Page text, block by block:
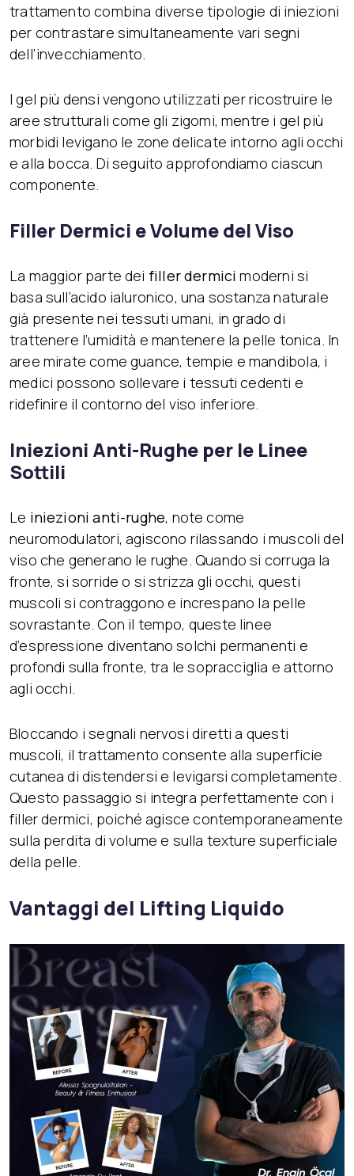
trattamento combina diverse tipologie di iniezioni
per contrastare simultaneamente vari segni
dell’invecchiamento.
I gel più densi vengono utilizzati per ricostruire le
aree strutturali come gli zigomi, mentre i gel più
morbidi levigano le zone delicate intorno agli occhi
e alla bocca. Di seguito approfondiamo ciascun
componente.
Filler Dermici e Volume del Viso
La maggior parte dei filler dermici moderni si
basa sull’acido ialuronico, una sostanza naturale
già presente nei tessuti umani, in grado di
trattenere l’umidità e mantenere la pelle tonica. In
aree mirate come guance, tempie e mandibola, i
medici possono sollevare i tessuti cedenti e
ridefinire il contorno del viso inferiore.
Iniezioni Anti-Rughe per le Linee
Sottili
Le iniezioni anti-rughe, note come
neuromodulatori, agiscono rilassando i muscoli del
viso che generano le rughe. Quando si corruga la
fronte, si sorride o si strizza gli occhi, questi
muscoli si contraggono e increspano la pelle
sovrastante. Con il tempo, queste linee
d’espressione diventano solchi permanenti e
profondi sulla fronte, tra le sopracciglia e attorno
agli occhi.
Bloccando i segnali nervosi diretti a questi
muscoli, il trattamento consente alla superficie
cutanea di distendersi e levigarsi completamente.
Questo passaggio si integra perfettamente con i
filler dermici, poiché agisce contemporaneamente
sulla perdita di volume e sulla texture superficiale
della pelle.
Vantaggi del Lifting Liquido